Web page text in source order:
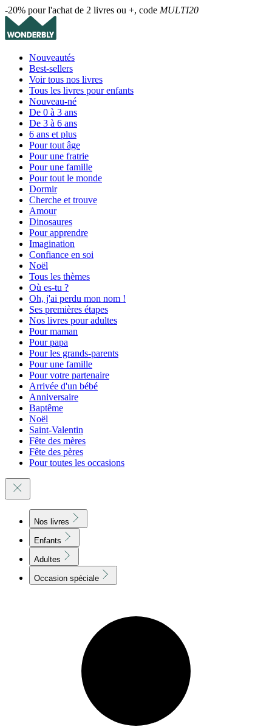
-20% pour l'achat de 2 livres ou +, code MULTI20
Nouveautés
Best-sellers
Voir tous nos livres
Tous les livres pour enfants
Nouveau-né
De 0 à 3 ans
De 3 à 6 ans
6 ans et plus
Pour tout âge
Pour une fratrie
Pour une famille
Pour tout le monde
Dormir
Cherche et trouve
Amour
Dinosaures
Pour apprendre
Imagination
Confiance en soi
Noël
Tous les thèmes
Où es-tu ?
Oh, j'ai perdu mon nom !
Ses premières étapes
Nos livres pour adultes
Pour maman
Pour papa
Pour les grands-parents
Pour une famille
Pour votre partenaire
Arrivée d'un bébé
Anniversaire
Baptême
Noël
Saint-Valentin
Fête des mères
Fête des pères
Pour toutes les occasions
Nos livres
Enfants
Adultes
Occasion spéciale